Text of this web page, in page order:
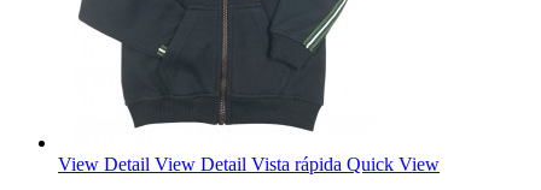
View Detail View Detail Vista rápida Quick View